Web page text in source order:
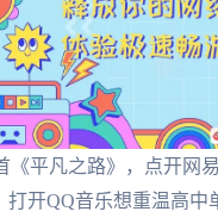
《平凡之路》，点开网
打开QQ音乐想重温高中